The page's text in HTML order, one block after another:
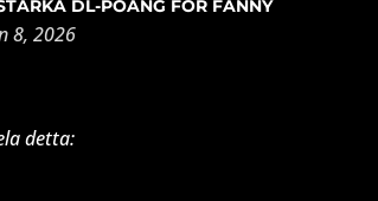
DL-POÄNG FÖR FANNY
8, 2026
detta: